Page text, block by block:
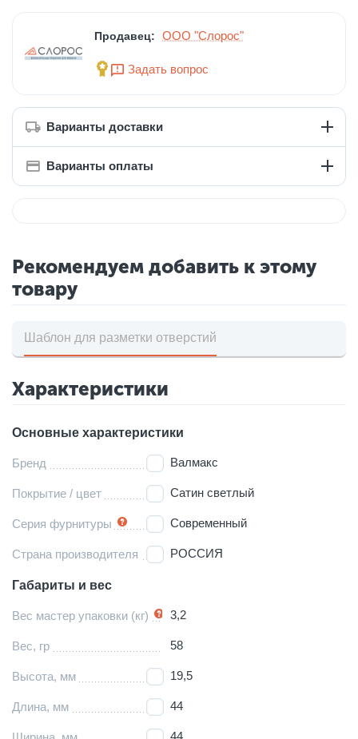
Продавец: ООО "Слорос"
Задать вопрос
Варианты доставки
Варианты оплаты
Рекомендуем добавить к этому
товару
Шаблон для разметки отверстий
Характеристики
Основные характеристики
Бренд Валмакс
Покрытие / цвет Сатин светлый
Серия фурнитуры Современный
Страна производителя РОССИЯ
Габариты и вес
Вес мастер упаковки (кг) 3,2
Вес, гр 58
Высота, мм 19,5
Длина, мм 44
44